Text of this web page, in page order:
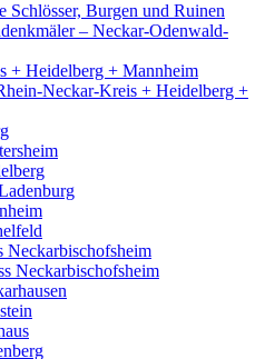
Schlösser, Burgen und Ruinen
– Neckar-Odenwald-
+ Heidelberg + Mannheim
Neckar-Kreis + Heidelberg +
Neckarbischofsheim
Neckarbischofsheim